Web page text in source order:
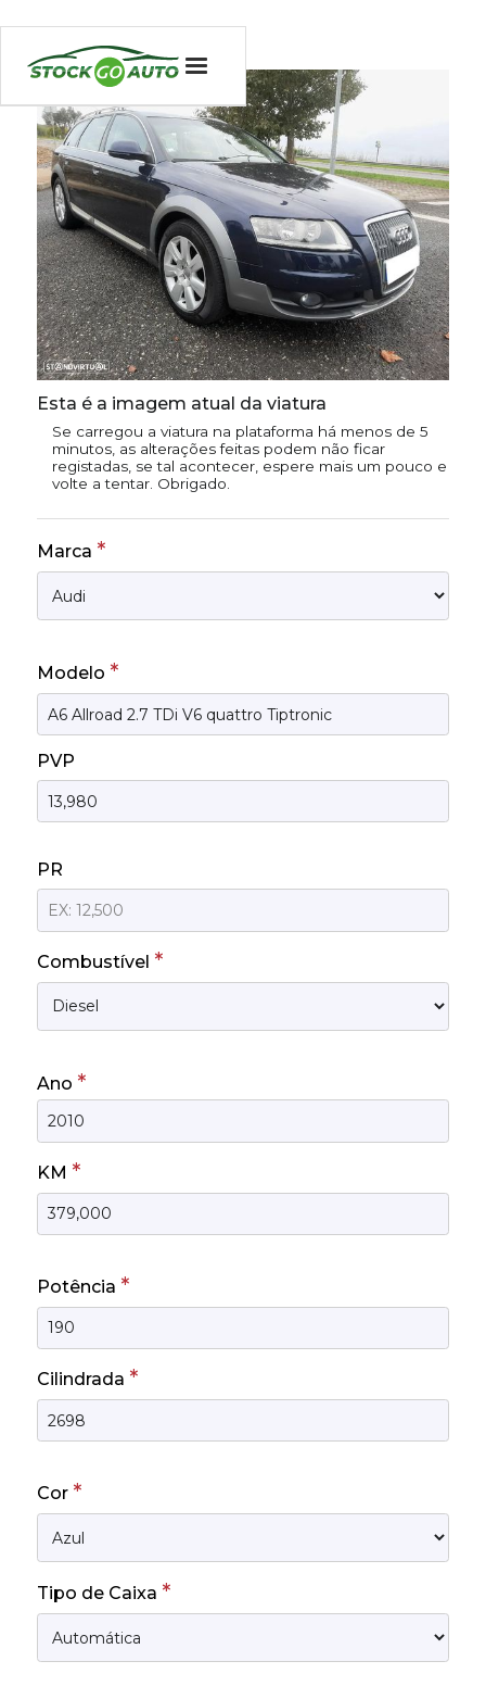
Esta é a imagem atual da viatura
Se carregou a viatura na plataforma há menos de 5
minutos, as alterações feitas podem não ficar
registadas, se tal acontecer, espere mais um pouco e
volte a tentar. Obrigado.
Marca *
Modelo *
PVP
PR
Combustível *
Ano *
KM *
Potência *
Cilindrada *
Cor *
Tipo de Caixa *